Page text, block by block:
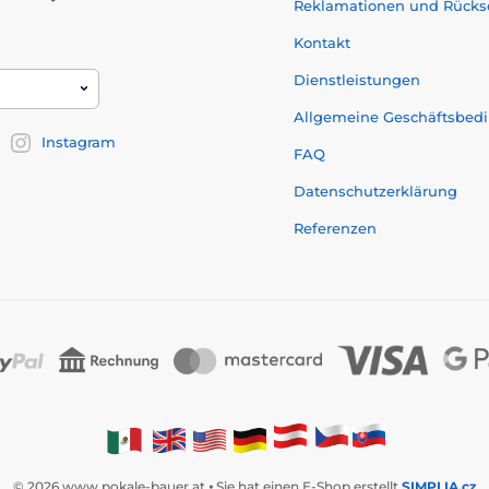
Instagram
Reklamationen und
Kontakt
Dienstleistungen
Allgemeine
FAQ
Datenschutzerklärung
Referenzen
© 2026 www.pokale-bauer.at ⦁ Sie hat einen E-Shop erstellt SIMPLIA.cz